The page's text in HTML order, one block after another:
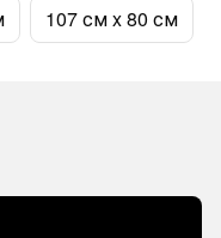
107 см x 80 см